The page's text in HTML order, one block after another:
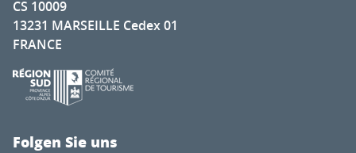
CS 10009
13231 MARSEILLE Cedex 01
FRANCE
Folgen Sie uns